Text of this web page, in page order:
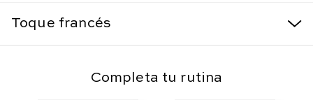
Toque francés
Completa tu rutina